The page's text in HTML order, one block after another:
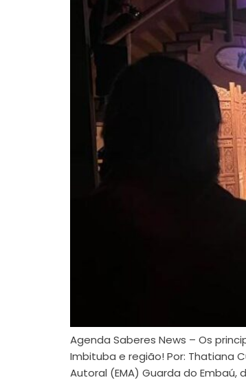
Agenda Saberes News – Os
Imbituba e região! Por: Thatiana
Autoral (EMA) Guarda do